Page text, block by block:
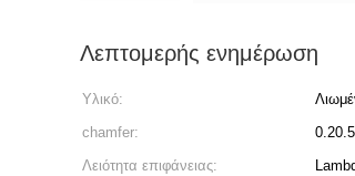
Λεπτομερής ενημέρωση
Υλικό:
chamfer:
Λειότητα επιφάνειας: